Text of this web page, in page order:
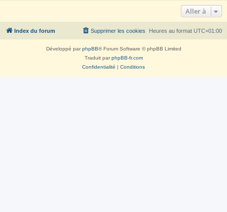
Aller à
Index du forum Heures au format UTC+01:00
Supprimer les cookies
Développé parphpBB® Forum Software © phpBB Limited
Traduit parphpBB-fr.com
Confidentialité | Conditions